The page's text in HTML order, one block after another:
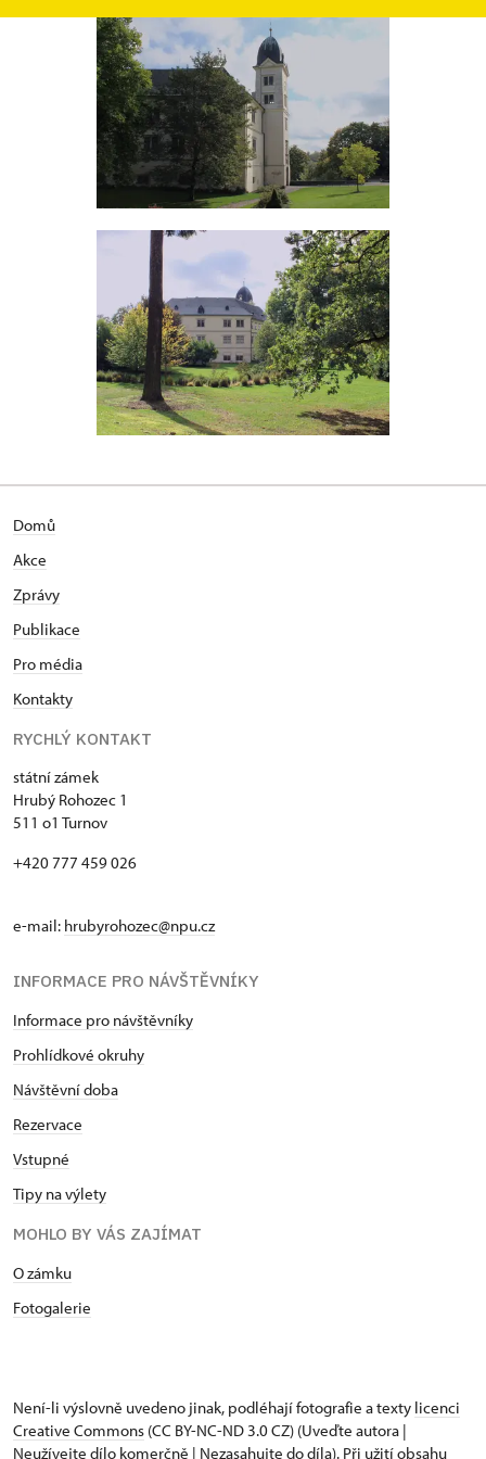
Domů
Akce
Zprávy
Publikace
Pro média
Kontakty
RYCHLÝ KONTAKT
státní zámek
Hrubý Rohozec 1
511 o1 Turnov
+420 777 459 026
e-mail: hrubyrohozec@npu.cz
INFORMACE PRO NÁVŠTĚVNÍKY
Informace pro návštěvníky
Prohlídkové okruhy
Návštěvní doba
Rezervace
Vstupné
Tipy na výlety
MOHLO BY VÁS ZAJÍMAT
O zámku
Fotogalerie
Není-li výslovně uvedeno jinak, podléhají fotografie a texty licenci
Creative Commons (CC BY-NC-ND 3.0 CZ) (Uveďte autora |
Neužívejte dílo komerčně | Nezasahujte do díla). Při užití obsahu